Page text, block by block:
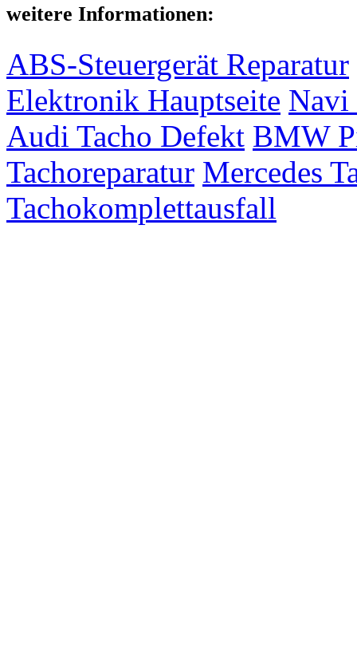
weitere Informationen:
ABS-Steuergerät Reparatur
Elektronik Hauptseite Navi
Audi Tacho Defekt BMW
Tachoreparatur Mercedes
Tachokomplettausfall